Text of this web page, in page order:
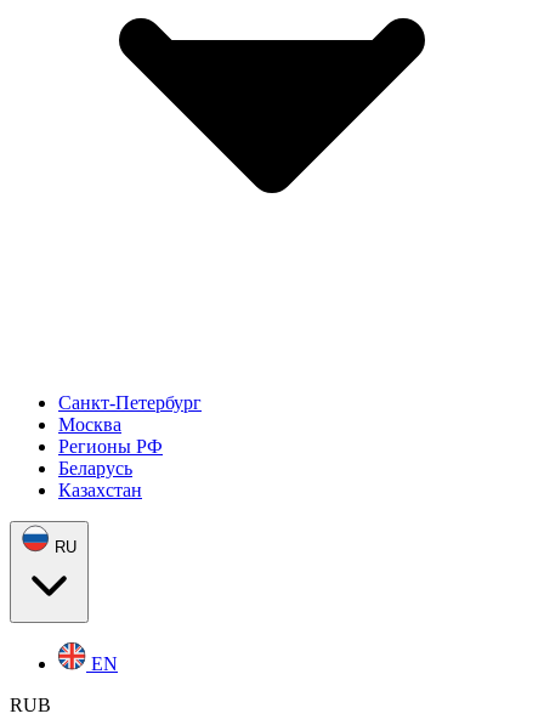
Санкт-Петербург
Москва
Регионы РФ
Беларусь
Казахстан
RU
EN
RUB